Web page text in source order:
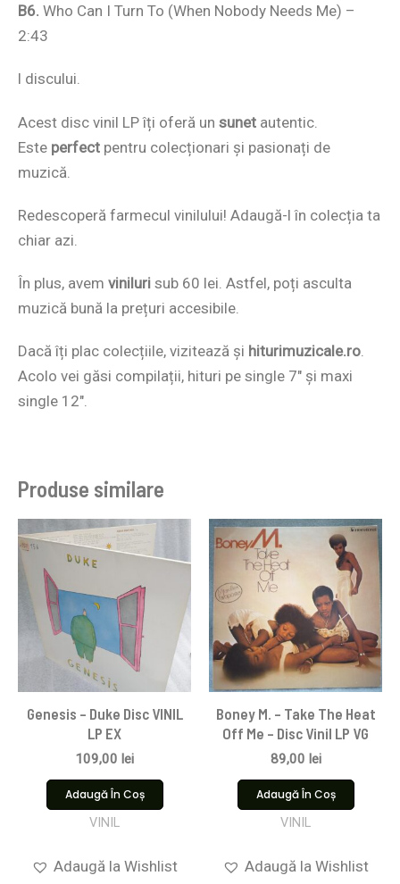
B6. Who Can I Turn To (When Nobody Needs Me) –
2:43
l discului.
Acest disc vinil LP îți oferă un sunet autentic.
Este perfect pentru colecționari și pasionați de
muzică.
Redescoperă farmecul vinilului! Adaugă-l în colecția ta
chiar azi.
În plus, avem viniluri sub 60 lei. Astfel, poți asculta
muzică bună la prețuri accesibile.
Dacă îți plac colecțiile, vizitează și hiturimuzicale.ro.
Acolo vei găsi compilații, hituri pe single 7″ și maxi
single 12″.
Produse similare
Genesis – Duke Disc VINIL
LP EX
109,00 lei
Adaugă În Coș
VINIL
Adaugă la Wishlist
Boney M. – Take The Heat
Off Me – Disc Vinil LP VG
89,00 lei
Adaugă În Coș
VINIL
Adaugă la Wishlist